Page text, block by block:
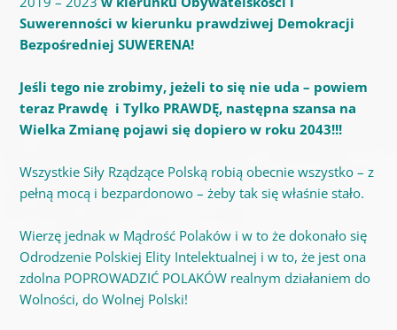
Suwerenności w kierunku prawdziwej Demokracji
Bezpośredniej SUWERENA!
Jeśli tego nie zrobimy, jeżeli to się nie uda – powiem
teraz Prawdę i Tylko PRAWDĘ, następna szansa na
Wielka Zmianę pojawi się dopiero w roku 2043!!!
Wszystkie Siły Rządzące Polską robią obecnie wszystko – z
pełną mocą i bezpardonowo – żeby tak się właśnie stało.
Wierzę jednak w Mądrość Polaków i w to że dokonało się
Odrodzenie Polskiej Elity Intelektualnej i w to, że jest ona
zdolna POPROWADZIĆ POLAKÓW realnym działaniem do
Wolności, do Wolnej Polski!